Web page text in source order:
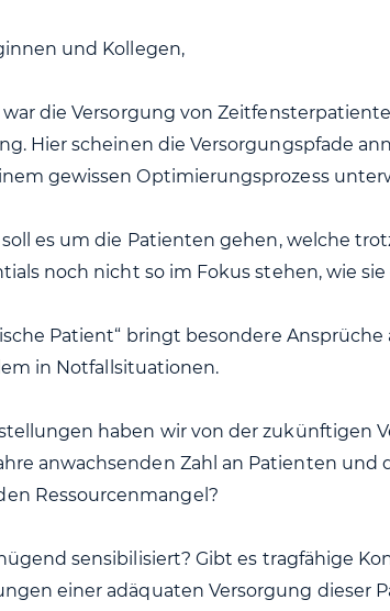
und Kollegen,
war die Versorgung von
Hier scheinen die Versorgungspfade
gewissen Optimierungsprozess
soll es um die Patienten gehen, welche
noch nicht so im Fokus stehen, wie
Patient“ bringt besondere
in Notfallsituationen.
haben wir von der zukünftigen
anwachsenden Zahl an Patienten und
Ressourcenmangel?
sensibilisiert? Gibt es tragfähige
einer adäquaten Versorgung dieser